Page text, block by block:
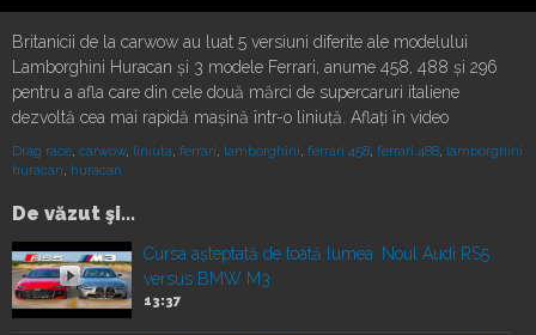
Britanicii de la carwow au luat 5 versiuni diferite ale modelului
Lamborghini Huracan și 3 modele Ferrari, anume 458, 488 și 296
pentru a afla care din cele două mărci de supercaruri italiene
dezvoltă cea mai rapidă mașină într-o liniuță. Aflați în video
Drag race, carwow, liniuta, ferrari, lamborghini, ferrari 458, ferrari 488, lamborghini
huracan, huracan
De văzut şi...
Cursa așteptată de toată lumea. Noul Audi RS5
versus BMW M3
13:37